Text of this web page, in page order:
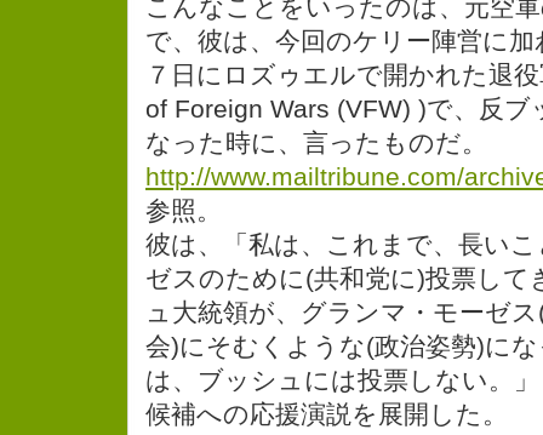
こんなことをいったのは、元空
で、彼は、今回のケリー陣営に
７日にロズゥエルで開かれた退
of Foreign Wars (VFW) )で、反
なった時に、言ったものだ。
http://www.mailtribune.com/
参照。
彼は、「私は、これまで、長い
ゼスのために(共和党に)投票して
ュ大統領が、グランマ・モーゼ
会)にそむくような(政治姿勢)に
は、ブッシュには投票しない。
候補への応援演説を展開した。